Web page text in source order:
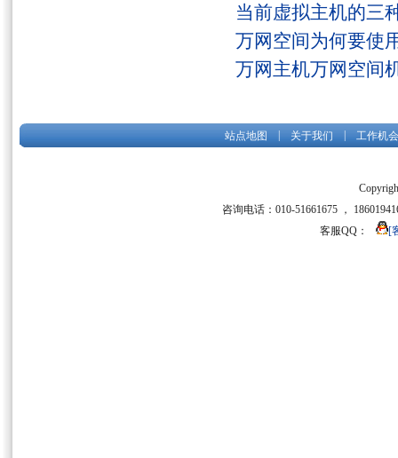
当前虚拟主机的三
万网空间为何要使
万网主机万网空间
站点地图 关于我们 工作机会
咨询电话：010-51661675 ，
客服QQ：
[